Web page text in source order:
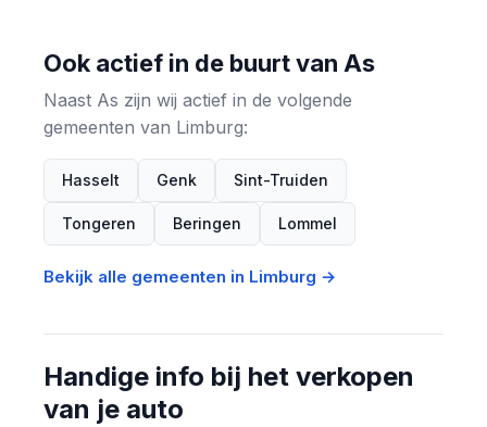
Ook actief in de buurt van As
Naast As zijn wij actief in de volgende
gemeenten van Limburg:
Hasselt Genk Sint-Truiden
Tongeren Beringen Lommel
Bekijk alle gemeenten in Limburg →
Handige info bij het verkopen
van je auto